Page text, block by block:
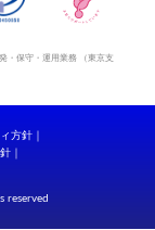
・保守・運用業務 （東京支
方針
reserved